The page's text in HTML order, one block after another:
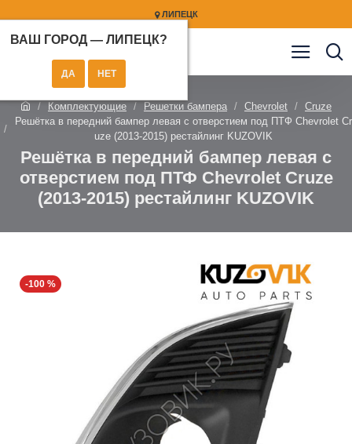
ЛИПЕЦК
ВАШ ГОРОД — ЛИПЕЦК?
Комплектующие Решетки бампера Chevrolet
Cruze
Решётка в передний бампер левая с отверстием под ПТФ Chevrolet Cr
uze (2013-2015) рестайлинг KUZOVIK
Решётка в передний бампер левая с
отверстием под ПТФ Chevrolet Cruze
(2013-2015) рестайлинг KUZOVIK
-100 %